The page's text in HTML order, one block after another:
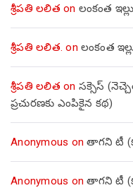
శ్రీపతి లలిత on లంకంత
శ్రీపతి లలిత. on లంకంత
శ్రీపతి లలిత on సక్సెస్
ప్రచురణకు ఎంపికైన కథ)
Anonymous onతాగని టీ
Anonymous onతాగని టీ